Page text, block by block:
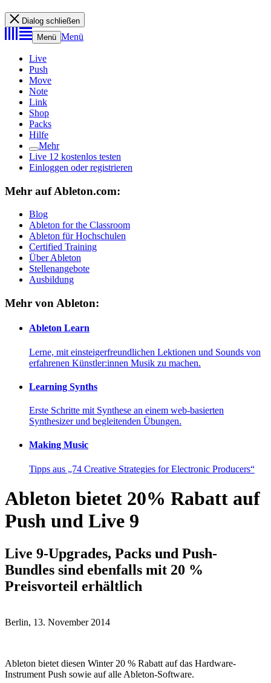
Dialog schließen
Menü Menü
Live
Push
Move
Note
Link
Shop
Packs
Hilfe
Mehr
Live 12 kostenlos testen
Einloggen oder registrieren
Mehr auf Ableton.com:
Blog
Ableton for the Classroom
Ableton für Hochschulen
Certified Training
Über Ableton
Stellenangebote
Ausbildung
Mehr von Ableton:
Ableton Learn
Lerne, mit einsteigerfreundlichen Lektionen und Sounds von
erfahrenen Künstler:innen Musik zu machen.
Learning Synths
Erste Schritte mit Synthese an einem web-basierten
Synthesizer und begleitenden Übungen.
Making Music
Tipps aus „74 Creative Strategies for Electronic Producers“
Ableton bietet 20% Rabatt auf
Push und Live 9
Live 9-Upgrades, Packs und Push-
Bundles sind ebenfalls mit 20 %
Preisvorteil erhältlich
Berlin, 13. November 2014
Ableton bietet diesen Winter 20 % Rabatt auf das Hardware-
Instrument Push sowie auf alle Ableton-Software.